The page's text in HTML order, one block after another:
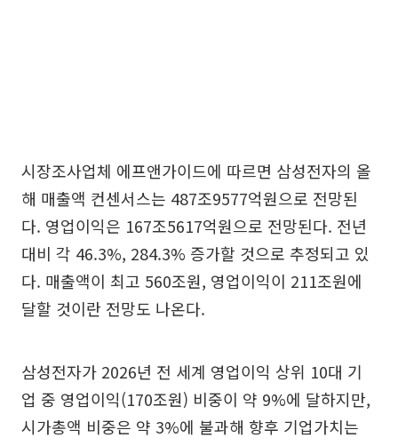
시장조사업체 에프앤가이드에 따르면 삼성전자의 올
해 매출액 컨센서스는 487조9577억원으로 전망된
다. 영업이익은 167조5617억원으로 전망된다. 전년
대비 각 46.3%, 284.3% 증가할 것으로 추정되고 있
다. 매출액이 최고 560조원, 영업이익이 211조원에
달할 것이란 전망도 나온다.
삼성전자가 2026년 전 세계 영업이익 상위 10대 기
업 중 영업이익(170조원) 비중이 약 9%에 달하지만,
시가총액 비중은 약 3%에 불과해 향후 기업가치는